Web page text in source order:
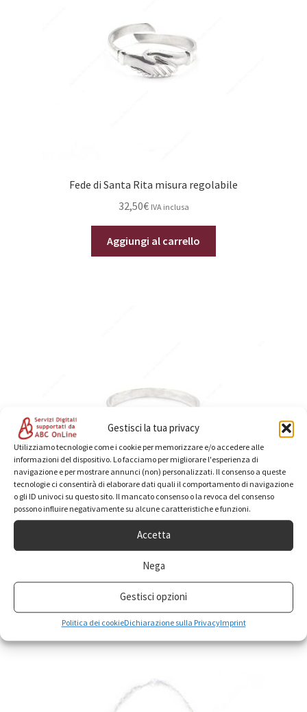
Gestisci la tua privacy
Utilizziamo tecnologie come i cookie per memorizzare e/o accedere alle
informazioni del dispositivo. Lo facciamo per migliorare l'esperienza di
navigazione e per mostrare annunci (non) personalizzati. Il consenso a queste
tecnologie ci consentirà di elaborare dati quali il comportamento di navigazione
o gli ID univoci su questo sito. Il mancato consenso o la revoca del consenso
possono influire negativamente su alcune caratteristiche e funzioni.
Accetta
Nega
Gestisci opzioni
Politica dei cookieDichiarazione sulla PrivacyImprint
Fede di Santa Rita misura regolabile
32,50€ IVA inclusa
Aggiungi al carrello
Fede di Santa Rita in argento 925
€ IVA inclusa
Questo
prodotto
più
opzioni